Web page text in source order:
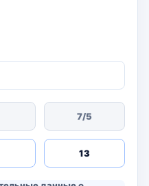
7/5
13